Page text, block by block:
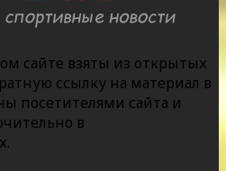
сайте взяты из открытых
ссылку на материал в
посетителями сайта и
в